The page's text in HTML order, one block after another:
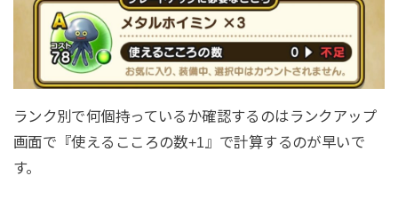
ランク別で何個持っているか確認するのはランクアップ
画面で『使えるこころの数+1』で計算するのが早いで
す。